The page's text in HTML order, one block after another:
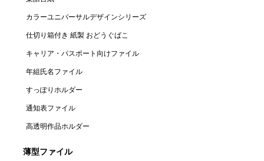
カラーユニバーサルデザインシリーズ
仕切り箱付き 紙製 おどうぐばこ
キャリア・パスポート向けファイル
年組氏名ファイル
すっぽりホルダー
通知表ファイル
高透明作品ホルダー
薄型ファイル